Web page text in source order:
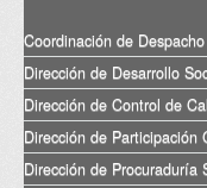
Coordinación de Despacho
Dirección de Desarrollo
Dirección de Control de
Dirección de Participación
Dirección de Procuraduría